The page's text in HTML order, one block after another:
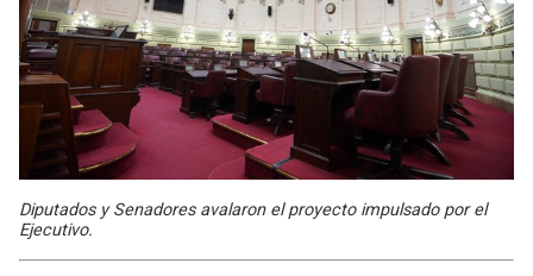
Diputados y Senadores avalaron el proyecto impulsado por el
Ejecutivo.